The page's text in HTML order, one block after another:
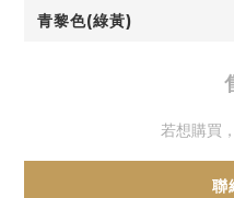
若想購買
聯